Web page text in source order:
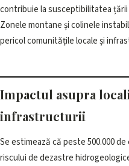
contribuie la susceptibilitatea
Zonele montane și colinele
pericol comunitățile locale și
Impactul asupra
infrastructurii
Se estimează că peste 500.000
riscului de dezastre